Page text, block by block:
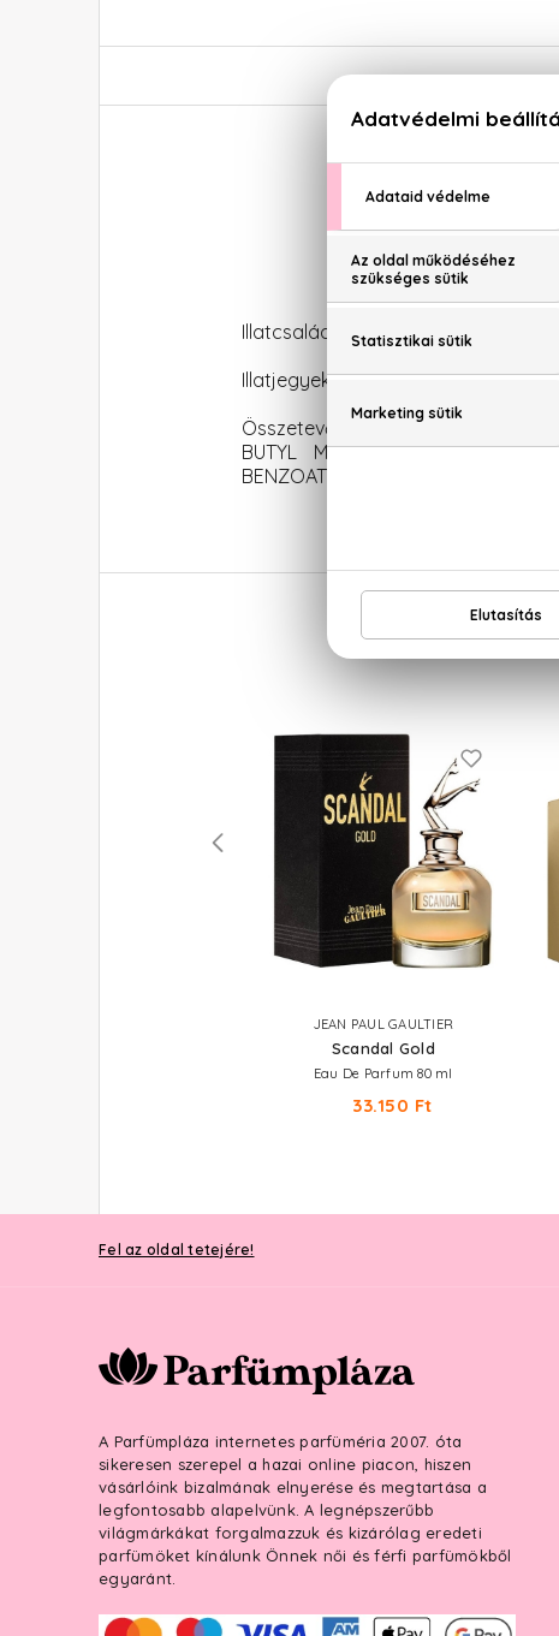
Illatcsalád: Ciprus-orientális
Illatjegyek: füge, tubarózsa,
Összetevők: ALCOHOL DENAT.,
BUTYL
BENZOATE, BENZYL ALCOHOL, CI
JEAN PAUL GAULTIER
Scandal Gold
Eau De Parfum 80 ml
33.150 Ft
Fel az oldal tetejére!
A Parfümpláza internetes parfüméria 2007. óta
sikeresen szerepel a hazai online piacon, hiszen
vásárlóink bizalmának elnyerése és megtartása a
legfontosabb alapelvünk. A legnépszerűbb
világmárkákat forgalmazzuk és kizárólag eredeti
parfümöket kínálunk Önnek női és férfi parfümökből
egyaránt.